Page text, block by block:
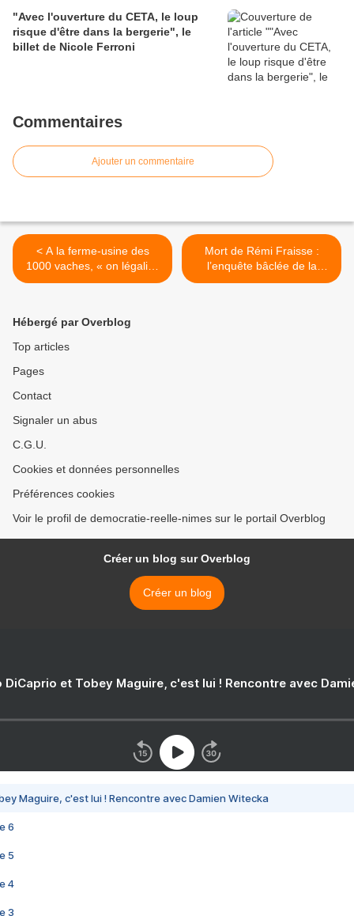
"Avec l'ouverture du CETA, le loup
risque d'être dans la bergerie", le
billet de Nicole Ferroni
Commentaires
Ajouter un commentaire
< A la ferme-usine des
1000 vaches, « on légalise
l’irrégularité »
Mort de Rémi Fraisse :
l’enquête bâclée de la
gendarmerie >
Hébergé par Overblog
Top articles
Pages
Contact
Signaler un abus
C.G.U.
Cookies et données personnelles
Préférences cookies
Voir le profil de democratie-reelle-nimes sur le portail Overblog
Créer un blog sur Overblog
Créer un blog
DiCaprio et Tobey Maguire, c'est lui ! Rencontre avec
Maguire, c'est lui ! Rencontre avec Damien Witecka
6
5
4
3